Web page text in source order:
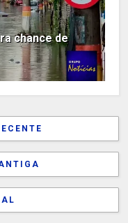
chance de